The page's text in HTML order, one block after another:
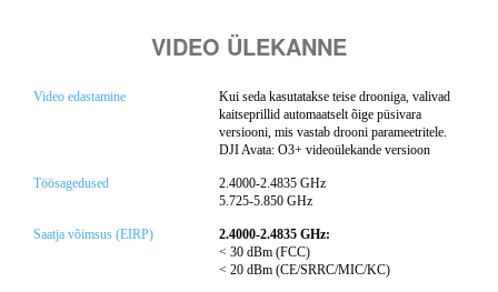
VIDEO ÜLEKANNE
Video edastamine
Kui seda kasutatakse teise drooniga, valivad
kaitseprillid automaatselt õige püsivara
versiooni, mis vastab drooni parameetritele.
DJI Avata: O3+ videoülekande versioon
Töösagedused
2.4000-2.4835 GHz
5.725-5.850 GHz
Saatja võimsus (EIRP)
2.4000-2.4835 GHz:
< 30 dBm (FCC)
< 20 dBm (CE/SRRC/MIC/KC)